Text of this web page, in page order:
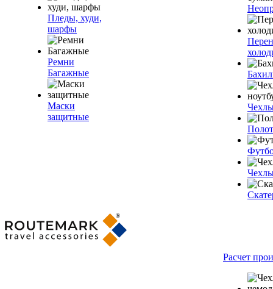
Пледы, худи,
шарфы
Ремни
Багажные
Маски
защитные
Расчет